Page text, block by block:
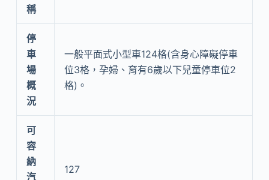
稱
停
車
場
概
況
一般平面式小型車124格(含身心障礙停車
位3格，孕婦、育有6歲以下兒童停車位2
格)。
可
容
納
汽
127